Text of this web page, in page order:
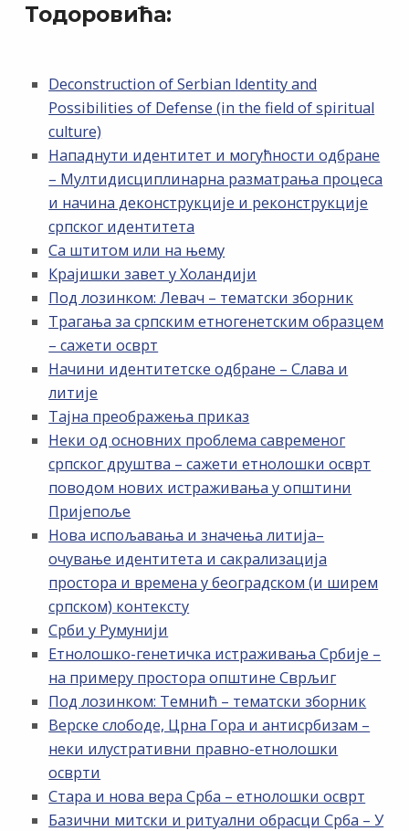
Тодоровића:
Deconstruction of Serbian Identity and
Possibilities of Defense (in the field of spiritual
culture)
Нападнути идентитет и могућности одбране
– Мултидисциплинарна разматрања процеса
и начина деконструкције и реконструкције
српског идентитета
Са штитом или на њему
Крајишки завет у Холандији
Под лозинком: Левач – тематски зборник
Трагања за српским етногенетским образцем
– сажети осврт
Начини идентитетске одбране – Слава и
литије
Тајна преображења приказ
Неки од основних проблема савременог
српског друштва – сажети етнолошки осврт
поводом нових истраживања у општини
Пријепоље
Нова испољавања и значења литија–
очување идентитета и сакрализација
простора и времена у београдском (и ширем
српском) контексту
Срби у Румунији
Етнолошко-генетичка истраживања Србије –
на примеру простора општине Сврљиг
Под лозинком: Темнић – тематски зборник
Верске слободе, Црна Гора и антисрбизам –
неки илустративни правно-етнолошки
осврти
Стара и нова вера Срба – етнолошки осврт
Базични митски и ритуални обрасци Срба – У